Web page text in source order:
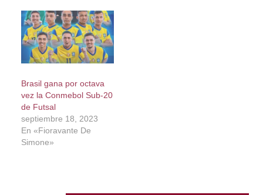
Brasil gana por octava
vez la Conmebol Sub-20
de Futsal
septiembre 18, 2023
En «Fioravante De
Simone»